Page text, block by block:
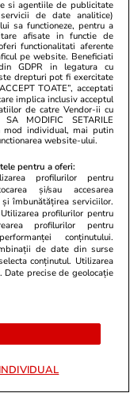
favorita
26 iul.
27 iul.
si agentiile de publicitate
de date analitice)
sa functioneze, pentru a
afisate in functie de
functionalitati aferente
pe website. Beneficiati
GDPR in legatura cu
drepturi pot fi exercitate
TOATE”, acceptati
implica inclusiv acceptul
de catre Vendor-ii cu
MODIFIC SETARILE
mod individual, mai putin
website-ului.
pentru a oferi:
profilurilor pentru
și/sau accesarea
îmbunătățirea serviciilor.
profilurilor pentru
profilurilor pentru
conținutului.
de date din surse
conținutul. Utilizarea
precise de geolocație